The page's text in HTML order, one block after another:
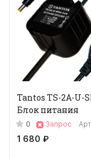
Tantos TS-2A-U-
Блок питания
0 Запрос
1 680 ₽